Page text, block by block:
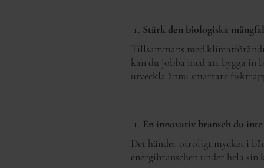
Stärk den biologiska
Tillsammans med
kan du jobba med att bygga in
utveckla ännu smartare
En innovativ bransch du
Det händer otroligt mycket i
energibranschen under hela sin